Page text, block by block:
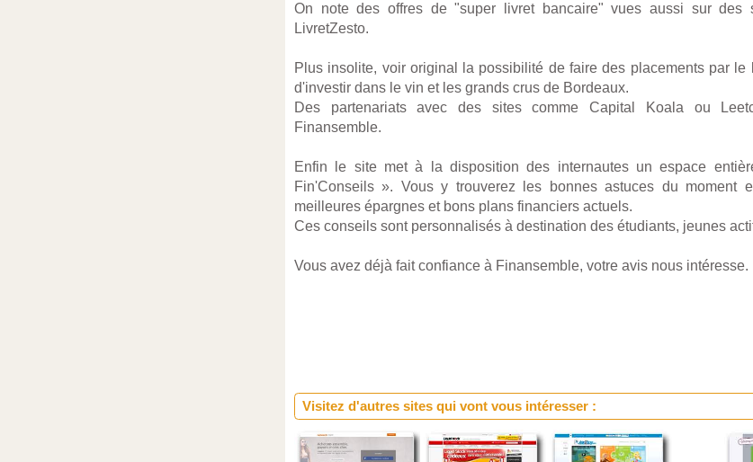
On note des offres de "super livret bancaire" vues aussi sur des
LivretZesto.
Plus insolite, voir original la possibilité de faire des placements par
d'investir dans le vin et les grands crus de Bordeaux.
Des partenariats avec des sites comme Capital Koala ou
Finansemble.
Enfin le site met à la disposition des internautes un espace
Fin'Conseils ». Vous y trouverez les bonnes astuces du moment
meilleures épargnes et bons plans financiers actuels.
Ces conseils sont personnalisés à destination des étudiants, jeunes
Vous avez déjà fait confiance à Finansemble, votre avis nous intéresse.
Visitez d'autres sites qui vont vous intéresser :